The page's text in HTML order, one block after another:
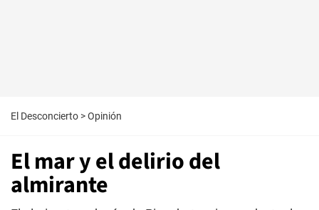
El Desconcierto >Opinión
El mar y el delirio del
almirante